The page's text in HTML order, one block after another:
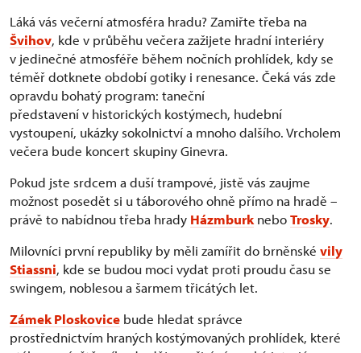
Láká vás večerní atmosféra hradu? Zamiřte třeba na
Švihov, kde v průběhu večera zažijete hradní interiéry
v jedinečné atmosféře během nočních prohlídek, kdy se
téměř dotknete období gotiky i renesance. Čeká vás zde
opravdu bohatý program: taneční
představení v historických kostýmech, hudební
vystoupení, ukázky sokolnictví a mnoho dalšího. Vrcholem
večera bude koncert skupiny Ginevra.
Pokud jste srdcem a duší trampové, jistě vás zaujme
možnost posedět si u táborového ohně přímo na hradě –
právě to nabídnou třeba hrady Házmburk neboTrosky.
Milovníci první republiky by měli zamířit do brněnské vily
Stiassni, kde se budou moci vydat proti proudu času se
swingem, noblesou a šarmem třicátých let.
Zámek Ploskovice bude hledat správce
prostřednictvím hraných kostýmovaných prohlídek, které